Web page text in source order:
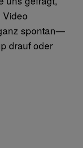
spontan—
drauf oder